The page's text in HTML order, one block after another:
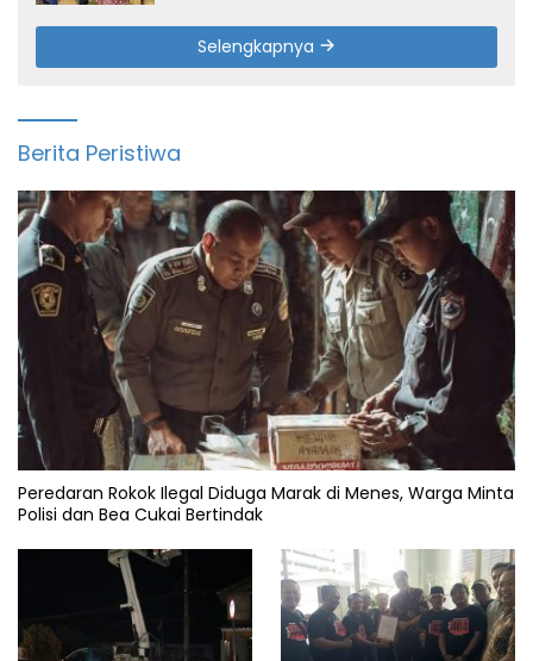
Selengkapnya
Berita Peristiwa
Peredaran Rokok Ilegal Diduga Marak di Menes, Warga Minta
Polisi dan Bea Cukai Bertindak